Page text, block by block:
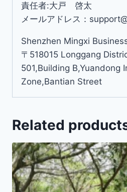
責任者:大戸 啓太
メールアドレス：
Shenzhen Mingxi
〒518015 Longgang
501,Building B,Yuandong
Zone,Bantian Street
Related